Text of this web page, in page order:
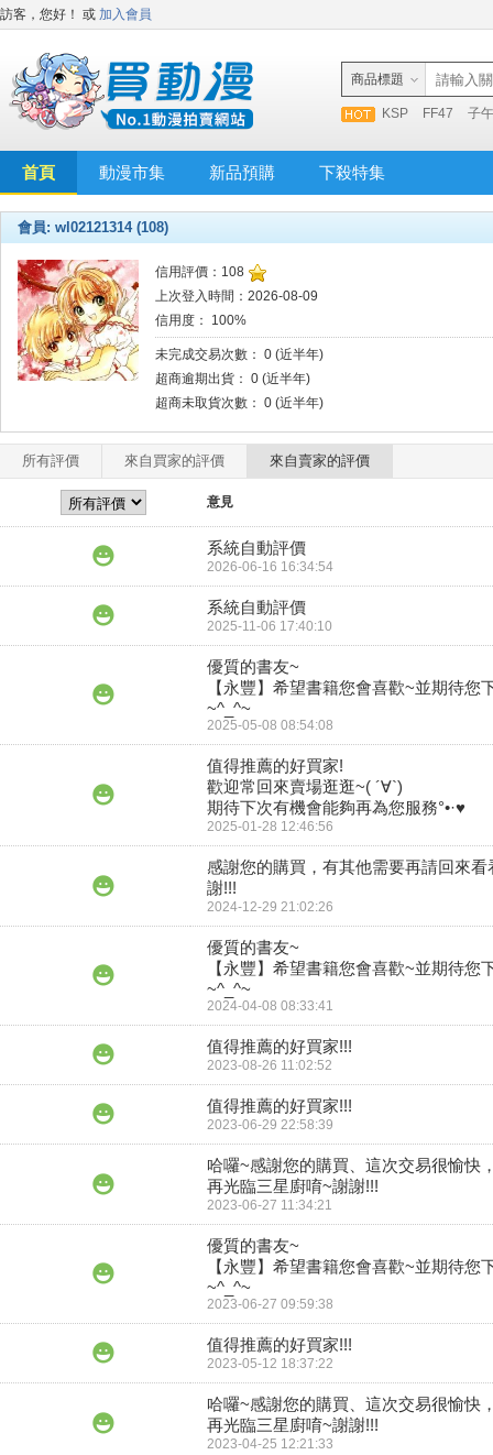
訪客，您好！ 或 加入會員
商品標題
KSP FF47 子
首頁 動漫市集 新品預購 下殺特集
會員: wl02121314 (108)
信用評價：108
上次登入時間：2026-08-09
信用度： 100%
未完成交易次數： 0 (近半年)
超商逾期出貨： 0 (近半年)
超商未取貨次數： 0 (近半年)
所有評價 來自買家的評價 來自賣家的評價
意見
系統自動評價
2026-06-16 16:34:54
系統自動評價
2025-11-06 17:40:10
優質的書友~
【永豐】希望書籍您會喜歡~並期待您
2025-05-08 08:54:08
值得推薦的好買家!
歡迎常回來賣場逛逛~( ´∀`)
期待下次有機會能夠再為您服務°•·♥
2025-01-28 12:46:56
感謝您的購買，有其他需要再請回來看
謝!!!
2024-12-29 21:02:26
優質的書友~
【永豐】希望書籍您會喜歡~並期待您
2024-04-08 08:33:41
值得推薦的好買家!!!
2023-08-26 11:02:52
值得推薦的好買家!!!
2023-06-29 22:58:39
哈囉~感謝您的購買、這次交易很愉快
再光臨三星廚唷~謝謝!!!
2023-06-27 11:34:21
優質的書友~
【永豐】希望書籍您會喜歡~並期待您
2023-06-27 09:59:38
值得推薦的好買家!!!
2023-05-12 18:37:22
哈囉~感謝您的購買、這次交易很愉快
再光臨三星廚唷~謝謝!!!
2023-04-25 12:21:33